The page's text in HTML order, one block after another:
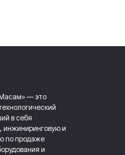
— это
в себя
инжиниринговую и
по продаже
и